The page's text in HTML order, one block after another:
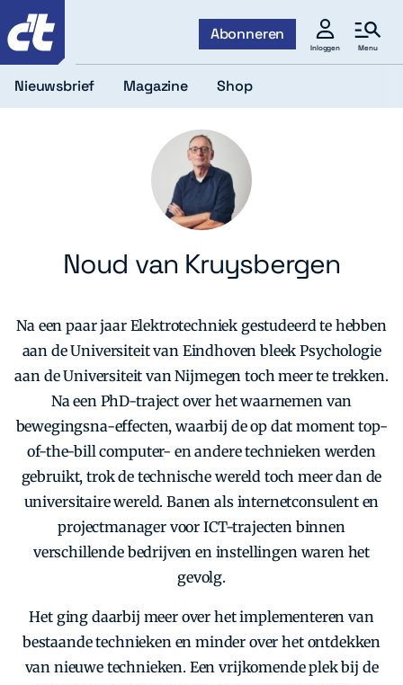
Abonneren
Inloggen Menu
Nieuwsbrief Magazine Shop
Noud van Kruysbergen
Na een paar jaar Elektrotechniek gestudeerd te hebben
aan de Universiteit van Eindhoven bleek Psychologie
aan de Universiteit van Nijmegen toch meer te trekken.
Na een PhD-traject over het waarnemen van
bewegingsna-effecten, waarbij de op dat moment top-
of-the-bill computer- en andere technieken werden
gebruikt, trok de technische wereld toch meer dan de
universitaire wereld. Banen als internetconsulent en
projectmanager voor ICT-trajecten binnen
verschillende bedrijven en instellingen waren het
gevolg.
Het ging daarbij meer over het implementeren van
bestaande technieken en minder over het ontdekken
van nieuwe technieken. Een vrijkomende plek bij de